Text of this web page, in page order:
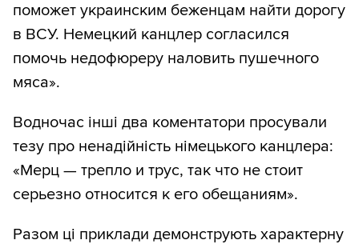
поможет украинским беженцам найти дорогу
в ВСУ. Немецкий канцлер согласился
помочь недофюреру наловить пушечного
мяса».
Водночас інші два коментатори просували
тезу про ненадійність німецького канцлера:
«Мерц — трепло и трус, так что не стоит
серьезно относится к его обещаниям».
Разом ці приклади демонструють характерну